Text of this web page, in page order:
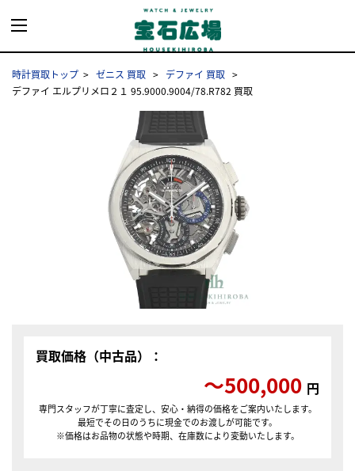
時計買取トップ ゼニス 買取
デファイ 買取
デファイ エルプリメロ２１ 95.9000.9004/78.R782 買取
買取価格（中古品）：
〜500,000 円
専門スタッフが丁寧に査定し、安心・納得の価格をご案内いたします。
最短でその日のうちに現金でのお渡しが可能です。
※価格はお品物の状態や時期、在庫数により変動いたします。